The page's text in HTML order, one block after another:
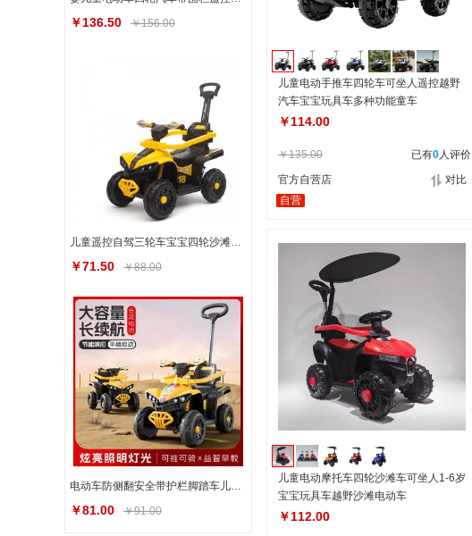
￥136.50 ￥156.00
儿童遥控自驾三轮车宝宝四轮沙滩车电动车防侧翻安全带护栏脚踏车
￥71.50 ￥88.00
电动车防侧翻安全带护栏脚踏车儿童遥控自驾三轮车宝宝四轮沙滩车
￥81.00 ￥91.00
儿童电动手推车四轮车可坐人遥控越野
汽车宝宝玩具车多种功能童车
￥114.00
￥135.00 已有0人评价
官方自营店
对比
自营
儿童电动摩托车四轮沙滩车可坐人1-6岁
宝宝玩具车越野沙滩电动车
￥112.00